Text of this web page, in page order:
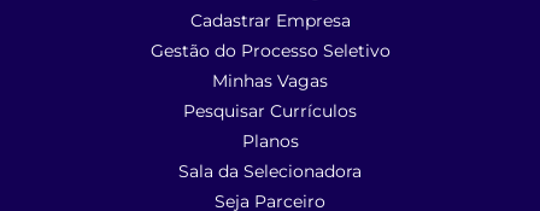
Cadastrar Empresa
Gestão do Processo Seletivo
Minhas Vagas
Pesquisar Currículos
Planos
Sala da Selecionadora
Seja Parceiro